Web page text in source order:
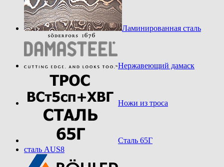
Ламинированная сталь
Нержавеющий дамаск
Ножи из троса
Сталь 65Г
сталь AUS8